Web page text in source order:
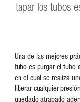
tapar los tubos
Una de las mejores
tubo es purgar el tubo
en el cual se realiza
liberar cualquier
quedado atrapado